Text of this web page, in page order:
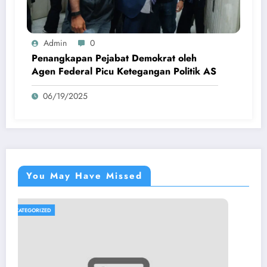
Admin 0
Penangkapan Pejabat Demokrat oleh
Agen Federal Picu Ketegangan Politik AS
06/19/2025
You May Have Missed